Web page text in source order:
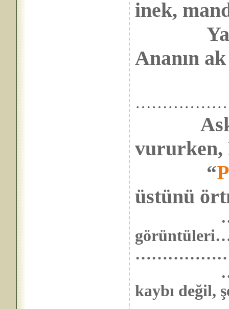
inek,
Ananın
“
üstünü
kaybı